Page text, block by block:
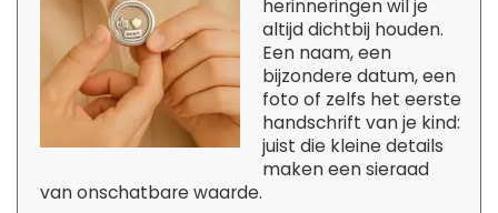
herinneringen wil je
altijd dichtbij houden.
Een naam, een
bijzondere datum, een
foto of zelfs het eerste
handschrift van je kind:
juist die kleine details
maken een sieraad
van onschatbare waarde.